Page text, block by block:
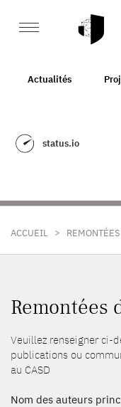
Actualités
status.io
ACCUEIL >
Remontées
Veuillez renseigner ci-
publications ou
au CASD
Nom des auteurs